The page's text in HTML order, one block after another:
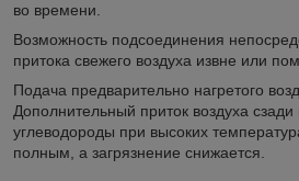
во времени.
Возможность подсоединения
притока свежего воздуха извне или
Подача предварительно нагретого
Дополнительный приток воздуха
углеводороды при высоких
полным, а загрязнение снижается.